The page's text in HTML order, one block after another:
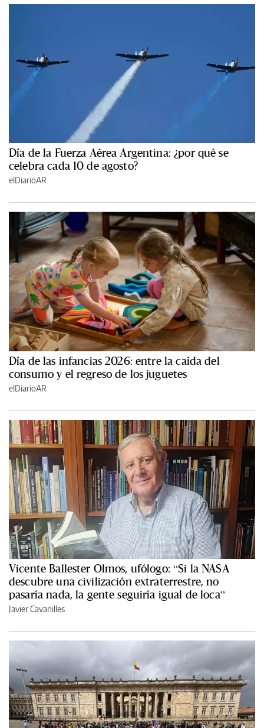
Día de la Fuerza Aérea Argentina: ¿por qué se
celebra cada 10 de agosto?
elDiarioAR
Día de las infancias 2026: entre la caída del
consumo y el regreso de los juguetes
elDiarioAR
Vicente Ballester Olmos, ufólogo: “Si la NASA
descubre una civilización extraterrestre, no
pasaría nada, la gente seguiría igual de loca”
Javier Cavanilles